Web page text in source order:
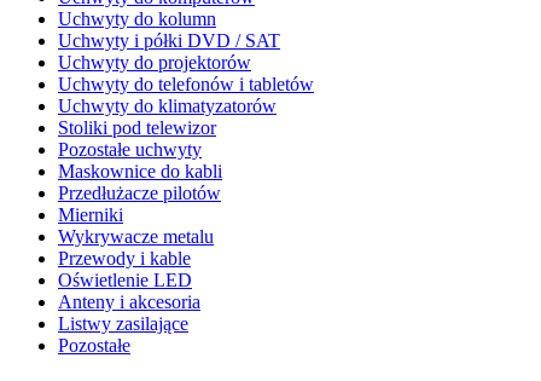
Uchwyty do kolumn
Uchwyty i półki DVD / SAT
Uchwyty do projektorów
Uchwyty do telefonów i tabletów
Uchwyty do klimatyzatorów
Stoliki pod telewizor
Pozostałe uchwyty
Maskownice do kabli
Przedłużacze pilotów
Mierniki
Wykrywacze metalu
Przewody i kable
Oświetlenie LED
Anteny i akcesoria
Listwy zasilające
Pozostałe